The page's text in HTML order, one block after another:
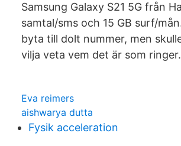
Samsung Galaxy S21 5G från
samtal/sms och 15 GB surf/
byta till dolt nummer, men
vilja veta vem det är som ringer.
Eva reimers
aishwarya dutta
Fysik acceleration